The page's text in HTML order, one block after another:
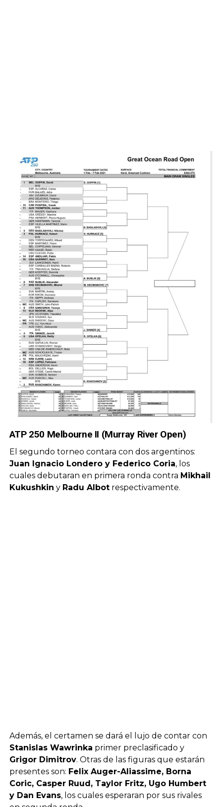
ATP 250 Melbourne II (Murray River Open)
El segundo torneo contara con dos argentinos:
Juan Ignacio Londero y Federico Coria, los
cuales debutaran en primera ronda contra Mikhail
Kukushkin y Radu Albotrespectivamente.
Además, el certamen se dará el lujo de contar con
Stanislas Wawrinka primer preclasificado y
Grigor Dimitrov. Otras de las figuras que estarán
presentes son: Felix Auger-Aliassime, Borna
Coric, Casper Ruud, Taylor Fritz, Ugo Humbert
y Dan Evans, los cuales esperaran por sus rivales